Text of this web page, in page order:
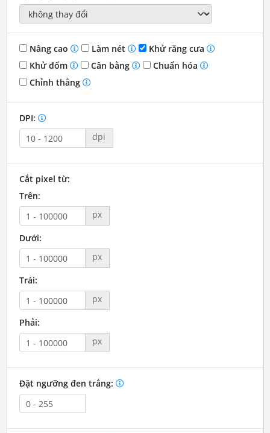
Nâng cao Làm nét
Khử răng cưa
Khử đốm
Cân bằng
Chuẩn hóa
Chỉnh thẳng
DPI:
dpi
Cắt pixel từ:
Trên:
px
Dưới:
px
Trái:
px
Phải:
px
Đặt ngưỡng đen trắng: